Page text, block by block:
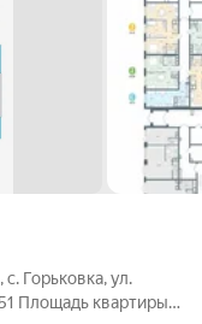
Горьковка, ул.
Площадь квартиры